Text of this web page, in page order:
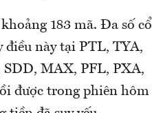
183 mã. Đa số cổ
điều này tại PTL, TYA,
MAX, PFL, PXA,
được trong phiên hôm